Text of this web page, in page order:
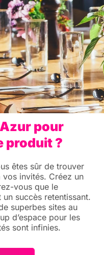
pour
produit ?
êtes sûr de trouver
invités. Créez un
vous que le
succès retentissant.
superbes sites au
d’espace pour les
sont infinies.